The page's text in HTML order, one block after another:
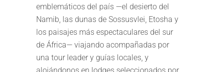
emblemáticos del país —el desierto del
Namib, las dunas de Sossusvlei, Etosha y
los paisajes más espectaculares del sur
de África— viajando acompañadas por
una tour leader y guías locales, y